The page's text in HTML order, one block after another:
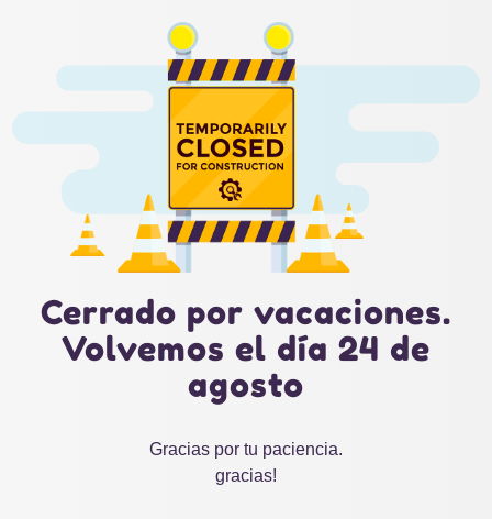
Cerrado por vacaciones.
Volvemos el día 24 de
agosto
Gracias por tu paciencia.
gracias!